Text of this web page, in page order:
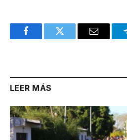
FacebookTwitter Email
LEER MÁS